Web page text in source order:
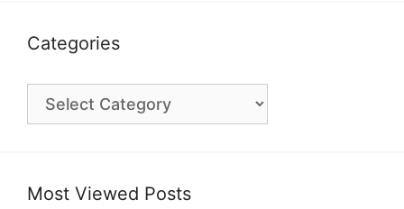
Categories
Categories
Most Viewed Posts